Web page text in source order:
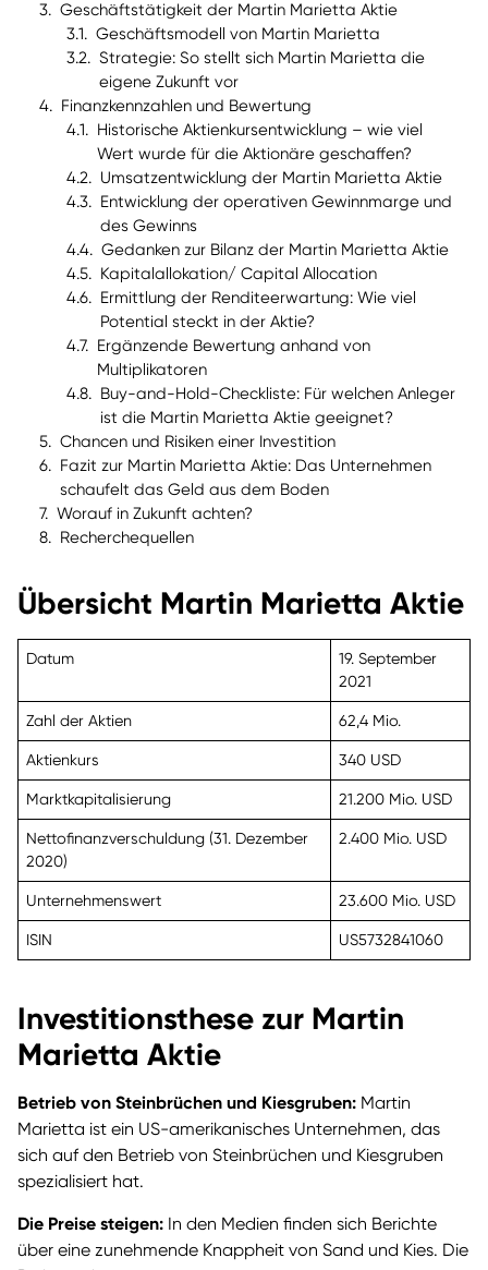
Geschäftstätigkeit der Martin Marietta Aktie
Geschäftsmodell von Martin Marietta
Strategie: So stellt sich Martin Marietta die
eigene Zukunft vor
Finanzkennzahlen und Bewertung
Historische Aktienkursentwicklung – wie viel
Wert wurde für die Aktionäre geschaffen?
Umsatzentwicklung der Martin Marietta Aktie
Entwicklung der operativen Gewinnmarge und
des Gewinns
Gedanken zur Bilanz der Martin Marietta Aktie
Kapitalallokation/ Capital Allocation
Ermittlung der Renditeerwartung: Wie viel
Potential steckt in der Aktie?
Ergänzende Bewertung anhand von
Multiplikatoren
Buy-and-Hold-Checkliste: Für welchen Anleger
ist die Martin Marietta Aktie geeignet?
Chancen und Risiken einer Investition
Fazit zur Martin Marietta Aktie: Das Unternehmen
schaufelt das Geld aus dem Boden
Worauf in Zukunft achten?
Recherchequellen
Übersicht Martin Marietta Aktie
Datum
19. September
2021
Zahl der Aktien 62,4 Mio.
Aktienkurs 340 USD
Marktkapitalisierung 21.200 Mio. USD
Nettofinanzverschuldung (31. Dezember
2020)
2.400 Mio. USD
Unternehmenswert 23.600 Mio. USD
ISIN US5732841060
Investitionsthese zur Martin
Marietta Aktie
Betrieb von Steinbrüchen und Kiesgruben: Martin
Marietta ist ein US-amerikanisches Unternehmen, das
sich auf den Betrieb von Steinbrüchen und Kiesgruben
spezialisiert hat.
Die Preise steigen: In den Medien finden sich Berichte
über eine zunehmende Knappheit von Sand und Kies. Die